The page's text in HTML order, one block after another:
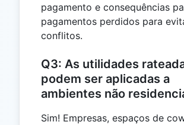
pagamento e consequências
pagamentos perdidos para
conflitos.
Q3: As utilidades
podem ser aplicadas a
ambientes não
Sim! Empresas, espaços de